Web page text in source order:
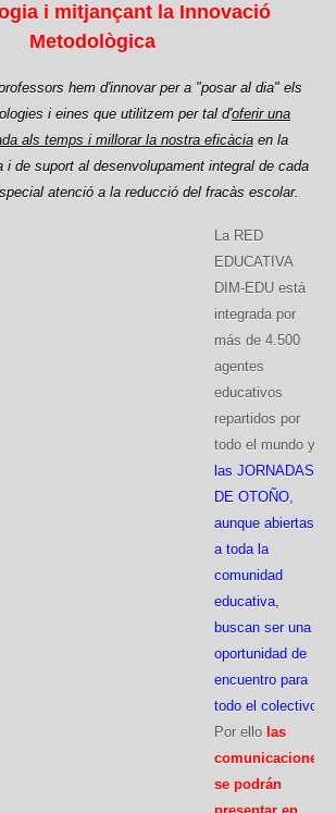
i mitjançant la Innovació
Metodològica
hem d'innovar per a "posar al dia" els
i eines que utilitzem per tal d'oferir una
als temps i millorar la nostra eficàciaen la
i de suport al desenvolupament integral de cada
atenció a la reducció del fracàs escolar.
La RED
EDUCATIVA
DIM-EDU está
integrada por
más de 4.500
agentes
educativos
repartidos por
todo el mundo y
las JORNADAS
DE OTOÑO,
aunque abiertas
a toda la
comunidad
educativa,
buscan ser una
oportunidad de
encuentro para
todo el colectivo
Por ello las
comunicaciones
se podrán